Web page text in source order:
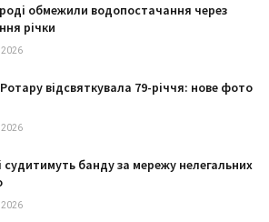
обмежили водопостачання через
річки
відсвяткувала 79-річчя: нове фото
судитимуть банду за мережу нелегальних